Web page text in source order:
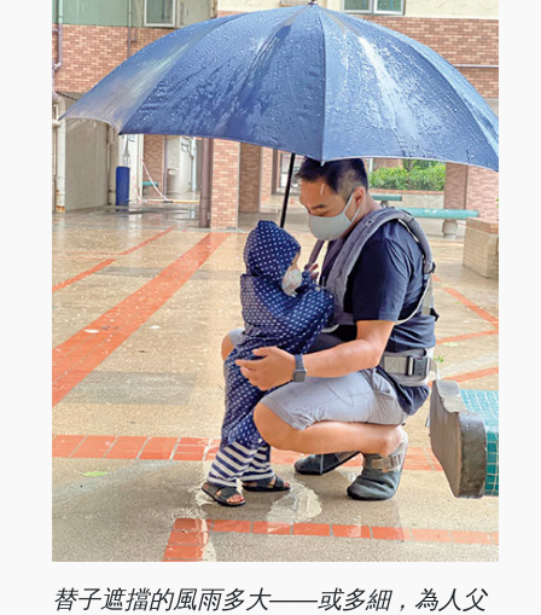
替子遮擋的風雨多大——或多細，為人父